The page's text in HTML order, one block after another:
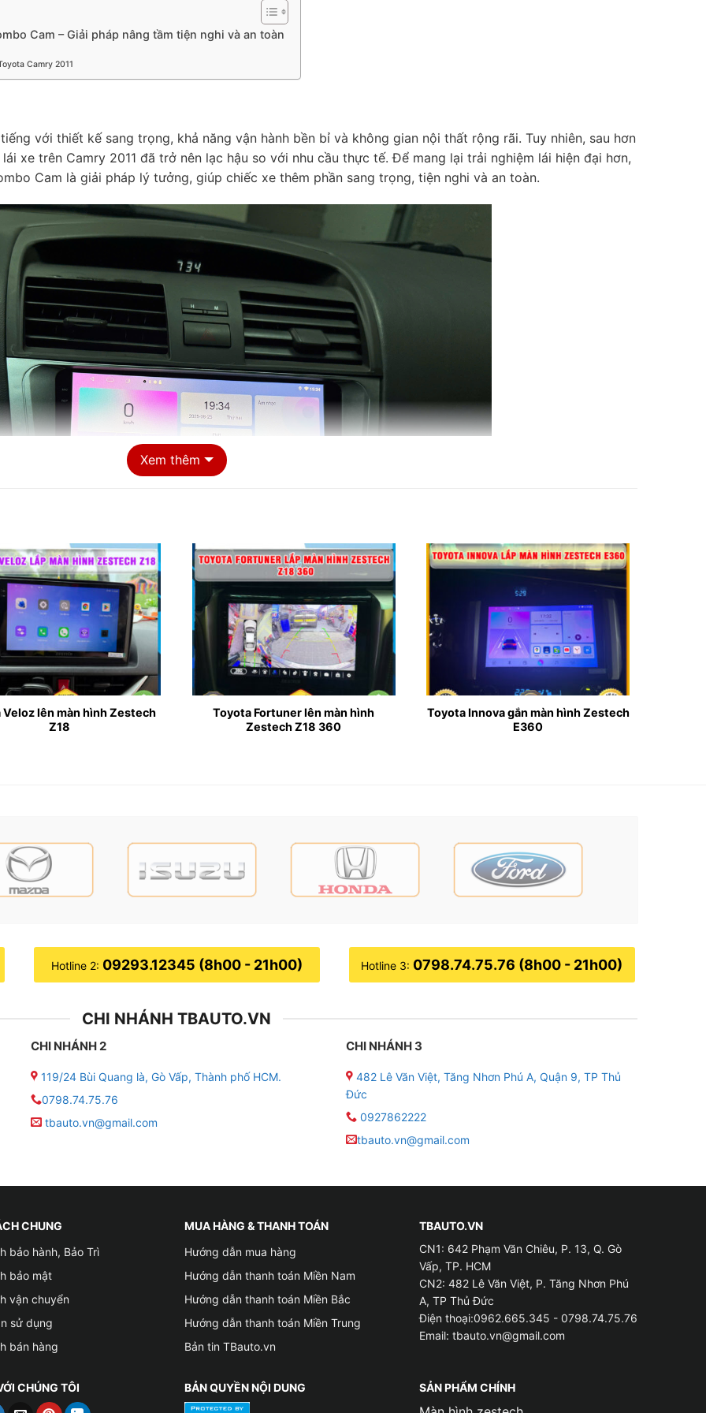
● Tích hợp trợ lý ảo Zestech AI: Điều khiển giọng nói tiếng Việt thông
minh
● Kết nối điện thoại: Apple CarPlay, Android Auto không dây
Cam – Giải pháp nâng tầm tiện nghi và an toàn
Camry 2011
với thiết kế sang trọng, khả năng vận hành bền bỉ và không gian nội thất rộng rãi. Tuy nhiên, sau hơn
xe trên Camry 2011 đã trở nên lạc hậu so với nhu cầu thực tế. Để mang lại trải nghiệm lái hiện đại hơn,
Cam là giải pháp lý tưởng, giúp chiếc xe thêm phần sang trọng, tiện nghi và an toàn.
trong phân khúc Android DVD, được trang bị nhiều công nghệ tiên tiến và tính năng thông minh, phù
Cường lực 2.5D
toàn diện
cùng lúc
cảm biến áp suất lốp
web, xem YouTube không cần điện thoại
âm thanh sống động
nói tiếng Việt thông minh
Xem thêm
Veloz lên màn hình Zestech
Z18
Toyota Fortuner lên màn hình
Zestech Z18 360
Toyota Innova gắn màn hình Zestech
E360
Hotline 2: 09293.12345 (8h00 - 21h00) Hotline 3: 0798.74.75.76 (8h00 - 21h00)
CHI NHÁNH TBAUTO.VN
CHI NHÁNH 2
119/24 Bùi Quang là, Gò Vấp, Thành phố HCM.
0798.74.75.76
tbauto.vn@gmail.com
CHI NHÁNH 3
482 Lê Văn Việt, Tăng Nhơn Phú A, Quận 9, TP Thủ
Đức
0927862222
tbauto.vn@gmail.com
CHUNG
bảo hành, Bảo Trì
bảo mật
vận chuyển
sử dụng
bán hàng
MUA HÀNG & THANH TOÁN
Hướng dẫn mua hàng
Hướng dẫn thanh toán Miền Nam
Hướng dẫn thanh toán Miền Bắc
Hướng dẫn thanh toán Miền Trung
Bản tin TBauto.vn
TBAUTO.VN
CN1: 642 Phạm Văn Chiêu, P. 13, Q. Gò
Vấp, TP. HCM
CN2: 482 Lê Văn Việt, P. Tăng Nhơn Phú
A, TP Thủ Đức
Điện thoại:0962.665.345 - 0798.74.75.76
Email: tbauto.vn@gmail.com
CHÚNG TÔI BẢN QUYỀN NỘI DUNG SẢN PHẨM CHÍNH